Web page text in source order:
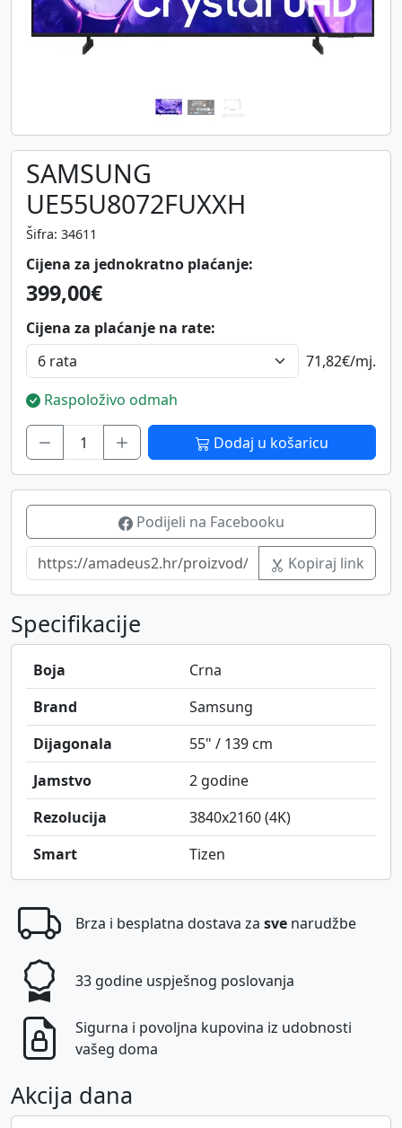
SAMSUNG
UE55U8072FUXXH
Šifra: 34611
Cijena za jednokratno plaćanje:
399,00€
Cijena za plaćanje na rate:
71,82€/mj.
Raspoloživo odmah
Dodaj u košaricu
Podijeli na Facebooku
Kopiraj link
Specifikacije
Boja
Crna
Brand
Samsung
Dijagonala
55" / 139 cm
Jamstvo
2 godine
Rezolucija
3840x2160 (4K)
Smart
Tizen
Brza i besplatna dostava za sve narudžbe
33 godine uspješnog poslovanja
Sigurna i povoljna kupovina iz udobnosti
vašeg doma
Akcija dana